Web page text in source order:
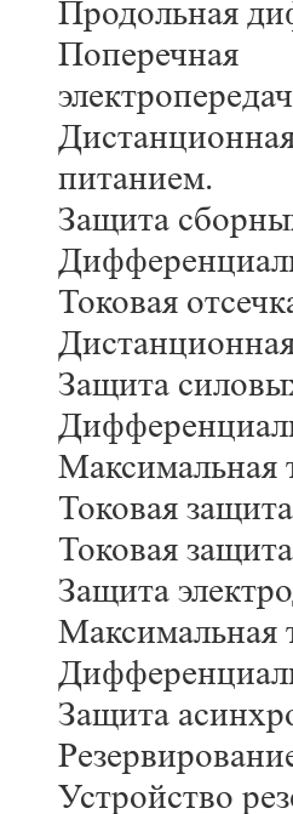
Продольная
питанием.
Защита
Токовая
Защита
Максимальная
Токовая
Токовая
Защита
Максимальная
Защита
Устройство